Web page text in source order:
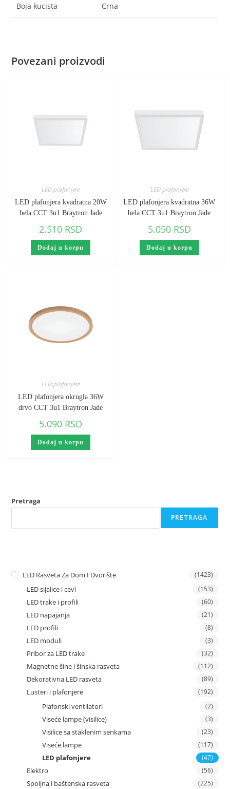
Boja kucista Crna
Povezani proizvodi
LED plafonjere
LED plafonjera kvadratna 20W
bela CCT 3u1 Braytron Jade
2.510 RSD
Dodaj u korpu
LED plafonjere
LED plafonjera kvadratna 36W
bela CCT 3u1 Braytron Jade
5.050 RSD
Dodaj u korpu
LED plafonjere
LED plafonjera okrugla 36W
drvo CCT 3u1 Braytron Jade
5.090 RSD
Dodaj u korpu
Pretraga
PRETRAGA
LED Rasveta Za Dom I Dvorište (1423)
LED sijalice i cevi (153)
LED trake i profili (60)
LED napajanja (21)
LED profili (8)
LED moduli (3)
Pribor za LED trake (32)
Magnetne šine i šinska rasveta (112)
Dekorativna LED rasveta (89)
Lusteri i plafonjere (192)
Plafonski ventilatori (2)
Viseće lampe (visilice) (3)
Visilice sa staklenim senkama (23)
Viseće lampe (117)
LED plafonjere (47)
Elektro (56)
Spoljna i baštenska rasveta (225)